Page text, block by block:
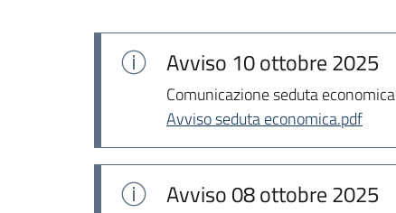
Avviso 10 ottobre 2025
Comunicazione seduta economica
Avviso seduta economica.pdf
Avviso08 ottobre 2025